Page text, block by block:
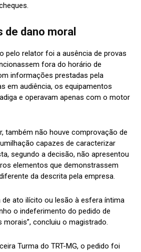
de dano moral
pelo relator foi a ausência de provas
fora do horário de
informações prestadas pela
em audiência, os equipamentos
e operavam apenas com o motor
também não houve comprovação de
capazes de caracterizar
segundo a decisão, não apresentou
elementos que demonstrassem
da descrita pela empresa.
de ato ilícito ou lesão à esfera íntima
o indeferimento do pedido de
morais”, concluiu o magistrado.
Turma do TRT-MG, o pedido foi